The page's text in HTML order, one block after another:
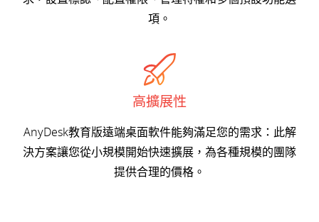
項。
高擴展性
AnyDesk教育版遠端桌面軟件能夠滿足您的需求：此解
決方案讓您從小規模開始快速擴展，為各種規模的團隊
提供合理的價格。